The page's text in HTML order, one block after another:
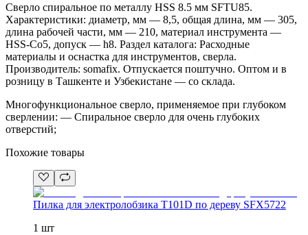
Сверло спиральное по металлу HSS 8.5 мм SFTU85.
Характеристики: диаметр, мм — 8,5, общая длина, мм — 305,
длина рабочей части, мм — 210, материал инструмента —
HSS-Co5, допуск — h8. Раздел каталога: Расходные
материалы и оснастка для инструментов, сверла.
Производитель: somafix. Отпускается поштучно. Оптом и в
розницу в Ташкенте и Узбекистане — со склада.
Многофункциональное сверло, применяемое при глубоком
сверлении: — Спиральное сверло для очень глубоких
отверстий;
Похожие товары
Пилка для электролобзика T101D по дереву SFX5722
1 шт